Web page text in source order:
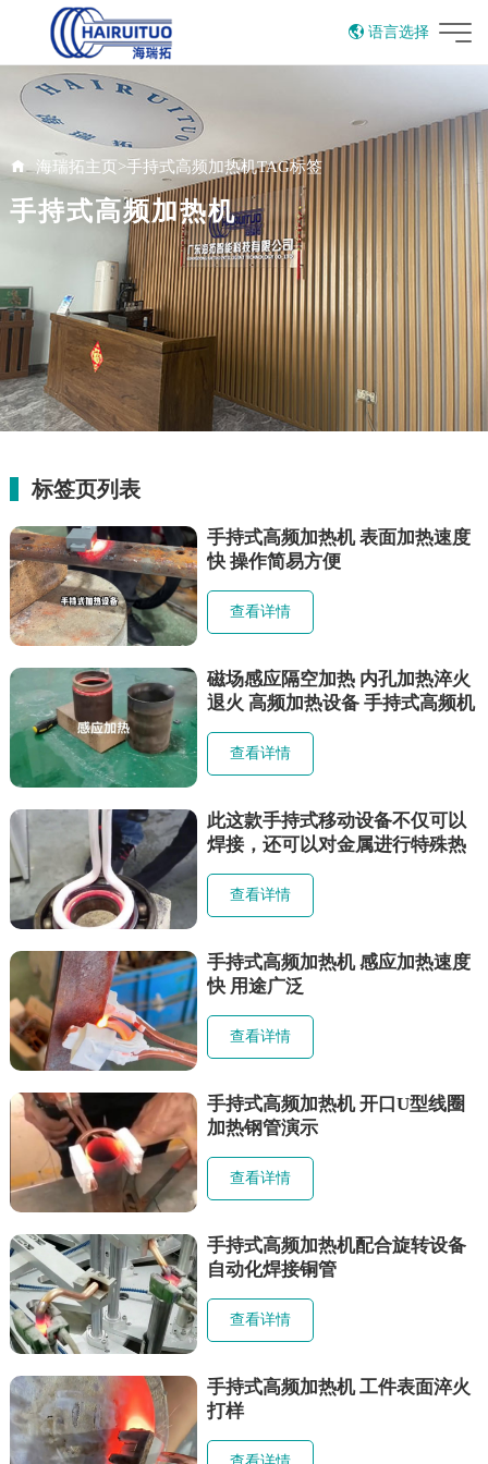
语言选择
海瑞拓主页>手持式高频加热机TAG标签
手持式高频加热机
标签页列表
手持式高频加热机 表面加热速度
快 操作简易方便
查看详情
磁场感应隔空加热 内孔加热淬火
退火 高频加热设备 手持式高频机
查看详情
此这款手持式移动设备不仅可以
焊接，还可以对金属进行特殊热
处理加工 手持移动高频加热机
查看详情
手持式高频加热机 感应加热速度
快 用途广泛
查看详情
手持式高频加热机 开口U型线圈
加热钢管演示
查看详情
手持式高频加热机配合旋转设备
自动化焊接铜管
查看详情
手持式高频加热机 工件表面淬火
打样